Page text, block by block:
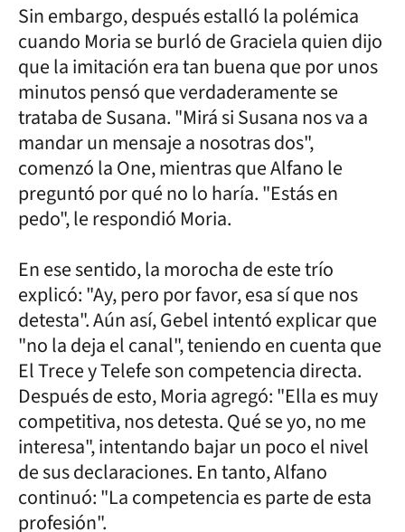
Sin embargo, después estalló la polémica
cuando Moria se burló de Graciela quien dijo
que la imitación era tan buena que por unos
minutos pensó que verdaderamente se
trataba de Susana. "Mirá si Susana nos va a
mandar un mensaje a nosotras dos",
comenzó la One, mientras que Alfano le
preguntó por qué no lo haría. "Estás en
pedo", le respondió Moria.
En ese sentido, la morocha de este trío
explicó: "Ay, pero por favor, esa sí que nos
detesta". Aún así, Gebel intentó explicar que
"no la deja el canal", teniendo en cuenta que
El Trece y Telefe son competencia directa.
Después de esto, Moria agregó: "Ella es muy
competitiva, nos detesta. Qué se yo, no me
interesa", intentando bajar un poco el nivel
de sus declaraciones. En tanto, Alfano
continuó: "La competencia es parte de esta
profesión".